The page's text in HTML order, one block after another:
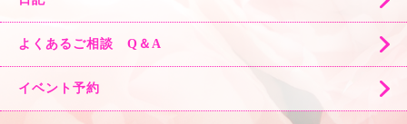
よくあるご相談 Q＆A
イベント予約